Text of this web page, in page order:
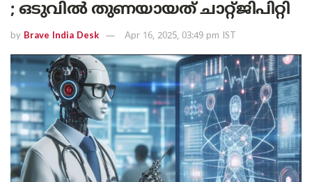
; ഒടുവിൽ തുണയായത് ചാറ്റ്ജിപിറ്റി
by Brave India Desk Apr 16, 2025, 03:49 pm IST